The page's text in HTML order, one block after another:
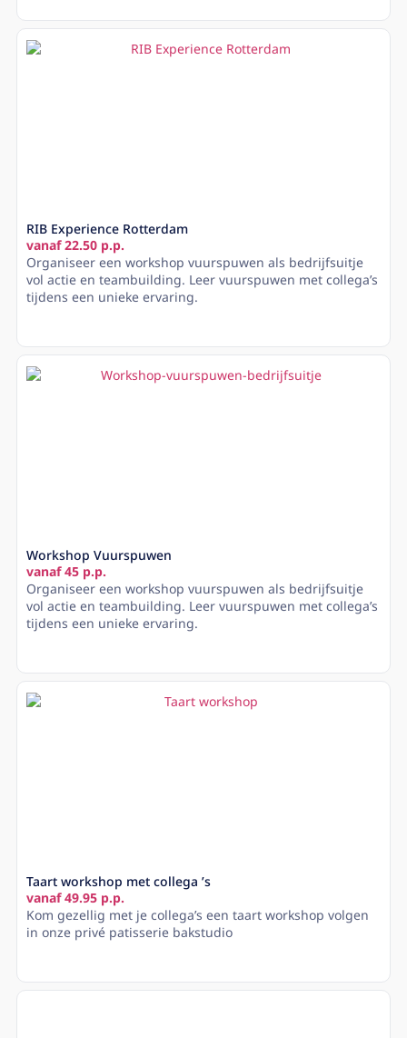
RIB Experience Rotterdam
vanaf 22.50 p.p.
Organiseer een workshop vuurspuwen als bedrijfsuitje
vol actie en teambuilding. Leer vuurspuwen met collega’s
tijdens een unieke ervaring.
Workshop Vuurspuwen
vanaf 45 p.p.
Organiseer een workshop vuurspuwen als bedrijfsuitje
vol actie en teambuilding. Leer vuurspuwen met collega’s
tijdens een unieke ervaring.
Taart workshop met collega ’s
vanaf 49.95 p.p.
Kom gezellig met je collega’s een taart workshop volgen
in onze privé patisserie bakstudio